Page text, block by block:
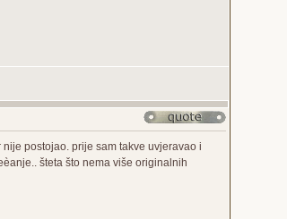
postojao. prije sam takve uvjeravao i
šteta što nema više originalnih